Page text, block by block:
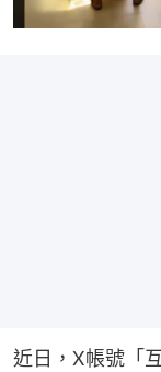
近日，X帳號「